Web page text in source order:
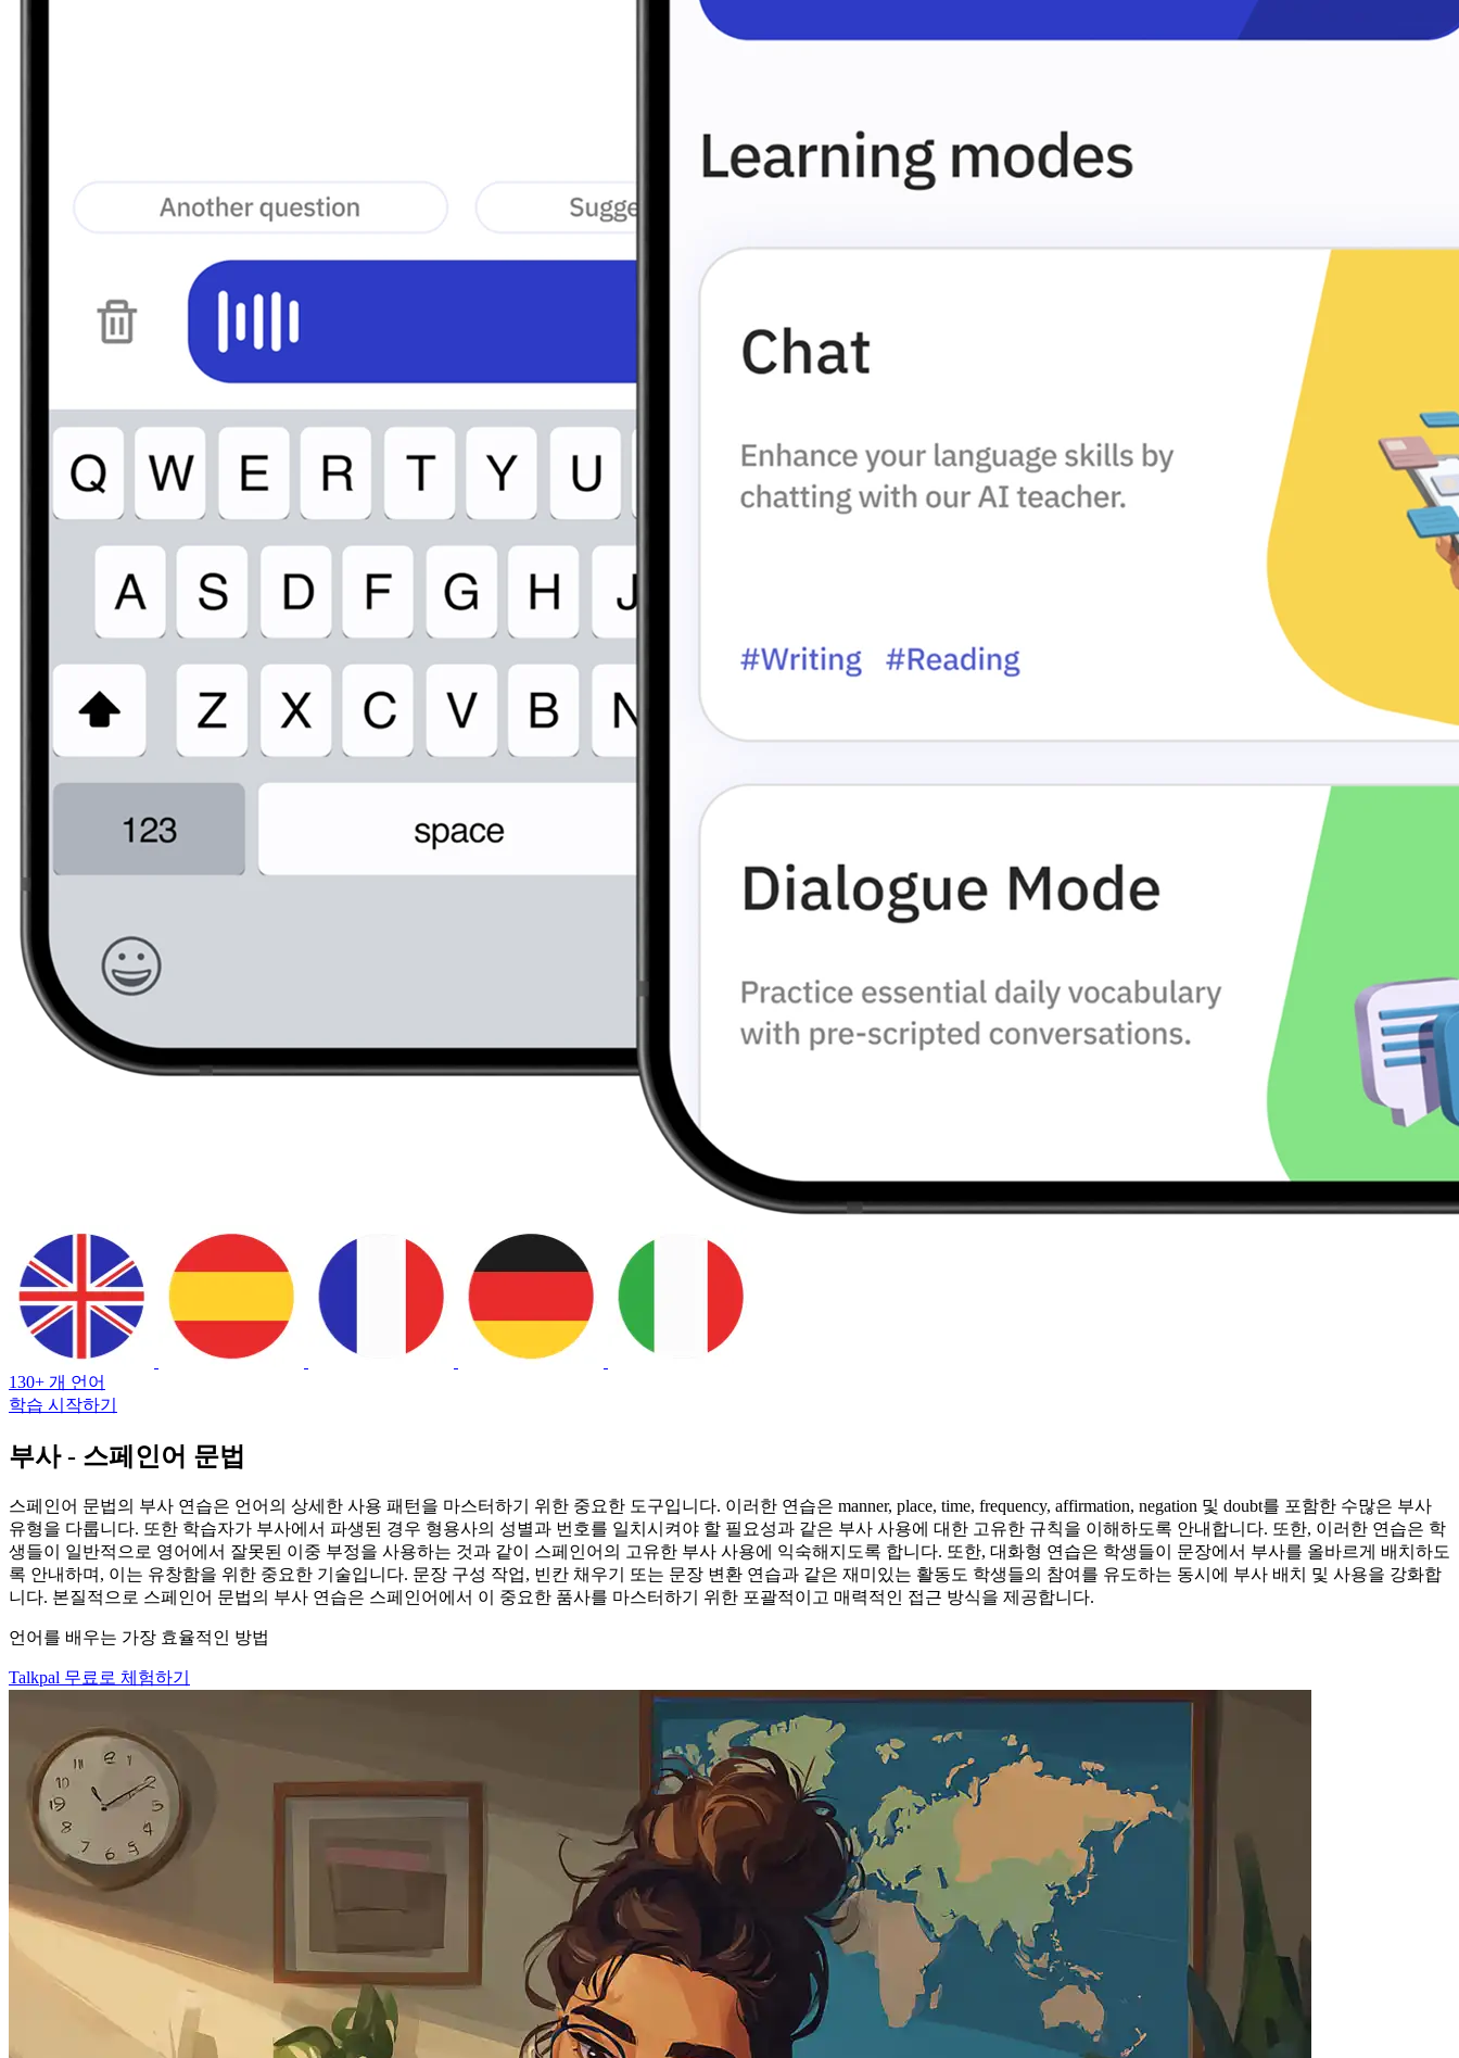
130+ 개 언어
학습 시작하기
부사 - 스페인어 문법
스페인어 문법의 부사 연습은 언어의 상세한 사용 패턴을 마스터하기 위한 중요한 도구입니다. 이러한 연습은 manner, place, time, frequency, affirmation, negation 및 doubt를 포함한 수많은 부사
유형을 다룹니다. 또한 학습자가 부사에서 파생된 경우 형용사의 성별과 번호를 일치시켜야 할 필요성과 같은 부사 사용에 대한 고유한 규칙을 이해하도록 안내합니다. 또한, 이러한 연습은 학
생들이 일반적으로 영어에서 잘못된 이중 부정을 사용하는 것과 같이 스페인어의 고유한 부사 사용에 익숙해지도록 합니다. 또한, 대화형 연습은 학생들이 문장에서 부사를 올바르게 배치하도
록 안내하며, 이는 유창함을 위한 중요한 기술입니다. 문장 구성 작업, 빈칸 채우기 또는 문장 변환 연습과 같은 재미있는 활동도 학생들의 참여를 유도하는 동시에 부사 배치 및 사용을 강화합
니다. 본질적으로 스페인어 문법의 부사 연습은 스페인어에서 이 중요한 품사를 마스터하기 위한 포괄적이고 매력적인 접근 방식을 제공합니다.
언어를 배우는 가장 효율적인 방법
Talkpal 무료로 체험하기